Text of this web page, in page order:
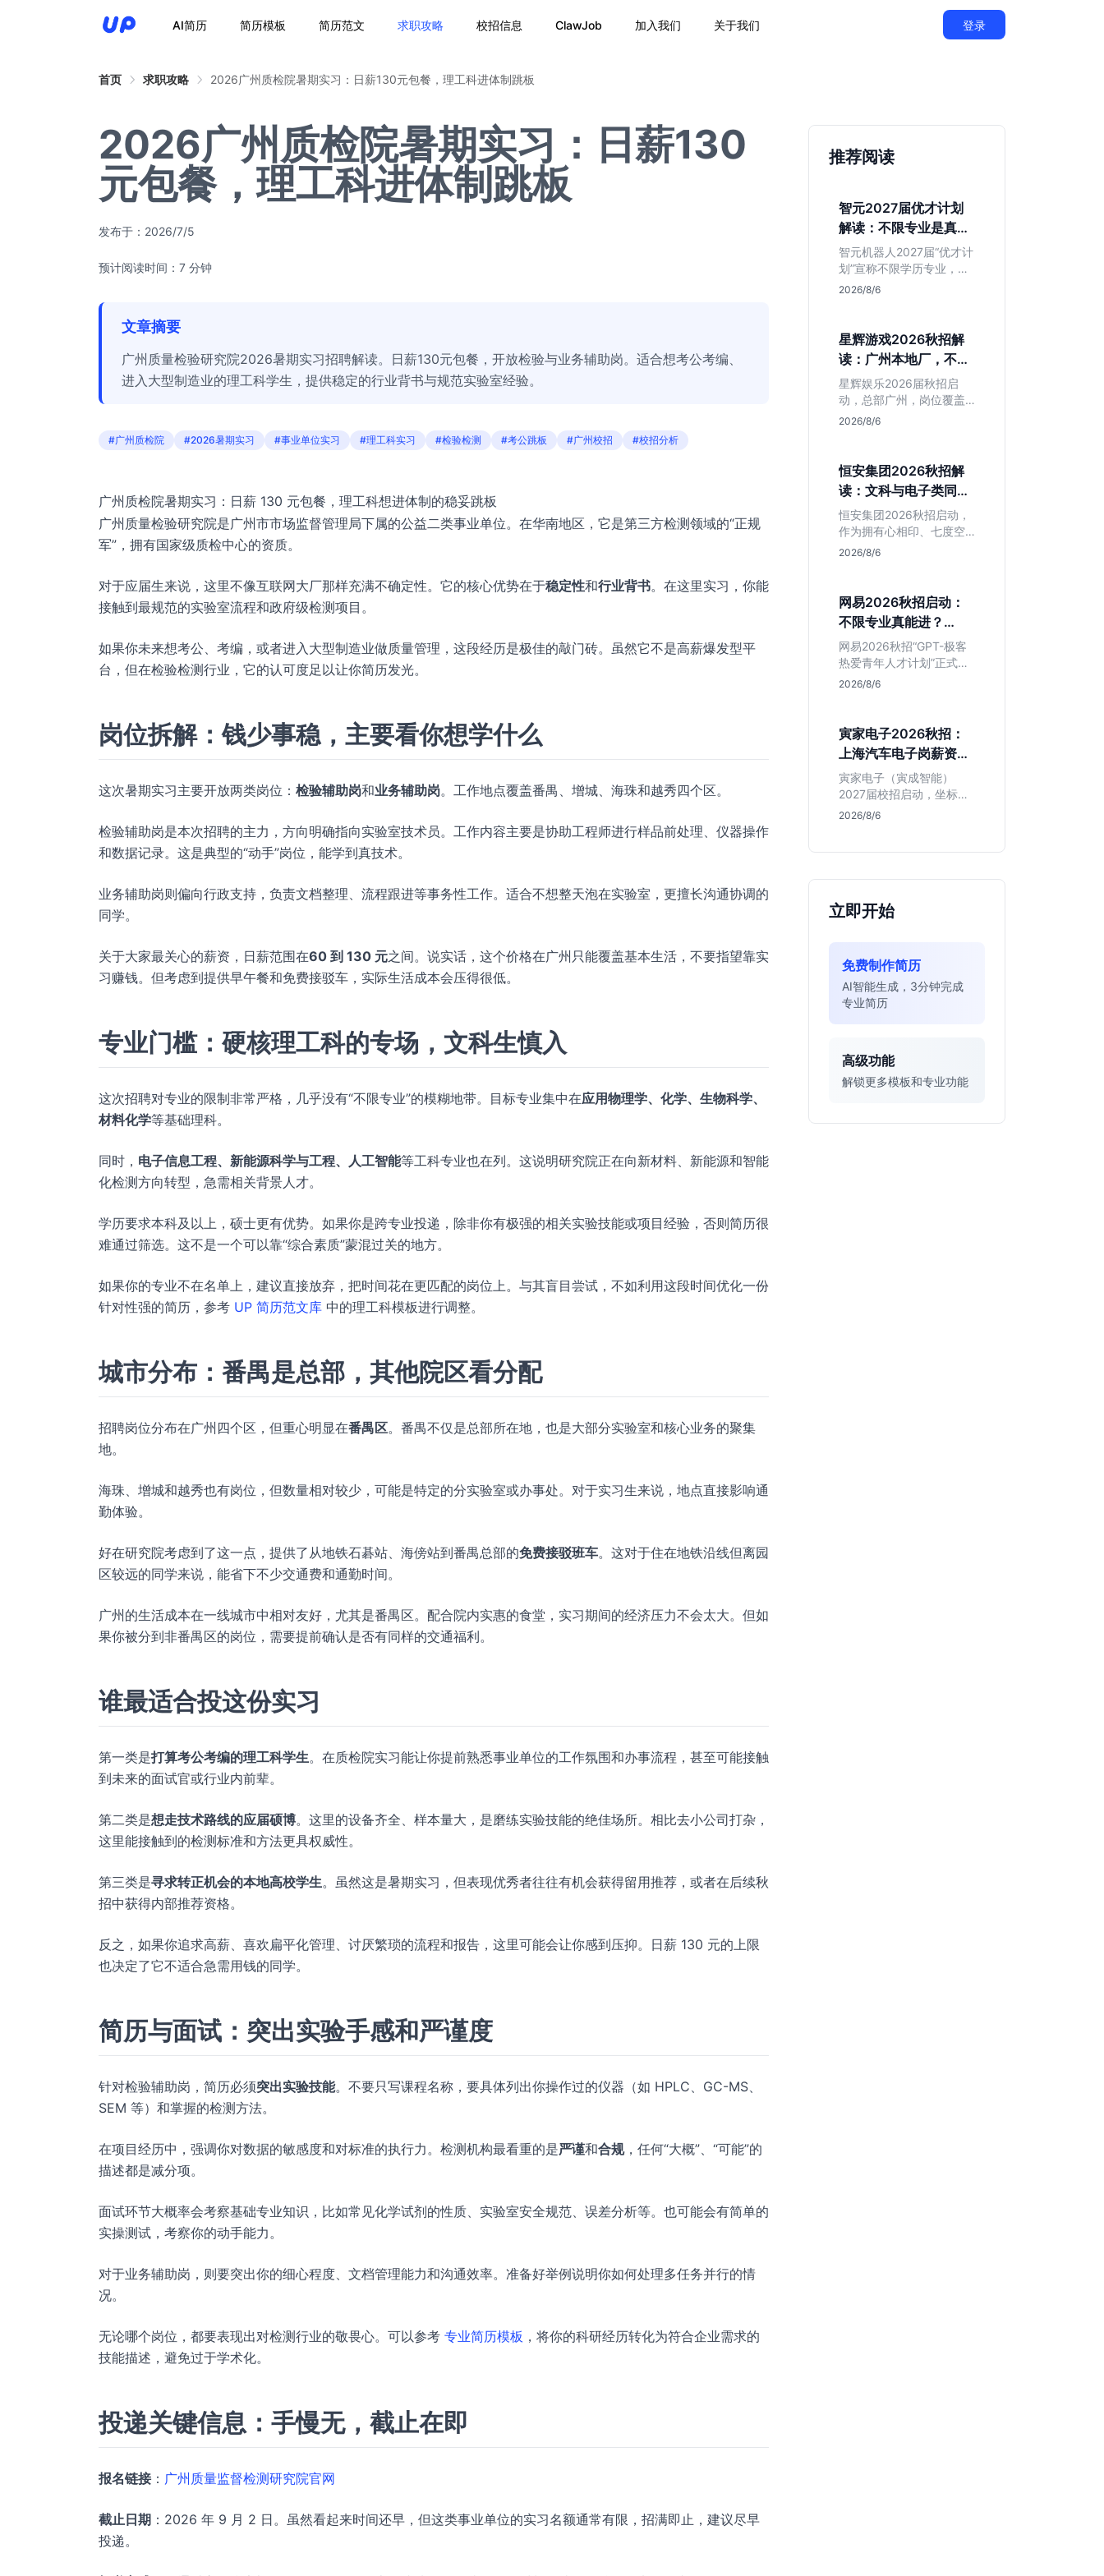
AI简历 简历模板 简历范文 求职攻略 校招信息 ClawJob 加入我们 关于我们 登录
首页 求职攻略 2026广州质检院暑期实习：日薪130元包餐，理工科进体制跳板
2026广州质检院暑期实习：日薪130
元包餐，理工科进体制跳板
发布于： 2026/7/5
预计阅读时间：7 分钟
文章摘要
广州质量检验研究院2026暑期实习招聘解读。日薪130元包餐，开放检验与业务辅助岗。适合想考公考编、
进入大型制造业的理工科学生，提供稳定的行业背书与规范实验室经验。
#广州质检院 #2026暑期实习 #事业单位实习 #理工科实习 #检验检测 #考公跳板 #广州校招 #校招分析
广州质检院暑期实习：日薪 130 元包餐，理工科想进体制的稳妥跳板
广州质量检验研究院是广州市市场监督管理局下属的公益二类事业单位。在华南地区，它是第三方检测领域的“正规
军”，拥有国家级质检中心的资质。
对于应届生来说，这里不像互联网大厂那样充满不确定性。它的核心优势在于稳定性和行业背书。在这里实习，你能
接触到最规范的实验室流程和政府级检测项目。
如果你未来想考公、考编，或者进入大型制造业做质量管理，这段经历是极佳的敲门砖。虽然它不是高薪爆发型平
台，但在检验检测行业，它的认可度足以让你简历发光。
岗位拆解：钱少事稳，主要看你想学什么
这次暑期实习主要开放两类岗位： 检验辅助岗和业务辅助岗。工作地点覆盖番禺、增城、海珠和越秀四个区。
检验辅助岗是本次招聘的主力，方向明确指向实验室技术员。工作内容主要是协助工程师进行样品前处理、仪器操作
和数据记录。这是典型的“动手”岗位，能学到真技术。
业务辅助岗则偏向行政支持，负责文档整理、流程跟进等事务性工作。适合不想整天泡在实验室，更擅长沟通协调的
同学。
关于大家最关心的薪资，日薪范围在60 到 130 元之间。说实话，这个价格在广州只能覆盖基本生活，不要指望靠实
习赚钱。但考虑到提供早午餐和免费接驳车，实际生活成本会压得很低。
专业门槛：硬核理工科的专场，文科生慎入
这次招聘对专业的限制非常严格，几乎没有“不限专业”的模糊地带。目标专业集中在应用物理学、化学、生物科学、
材料化学等基础理科。
同时， 电子信息工程、新能源科学与工程、人工智能等工科专业也在列。这说明研究院正在向新材料、新能源和智能
化检测方向转型，急需相关背景人才。
学历要求本科及以上，硕士更有优势。如果你是跨专业投递，除非你有极强的相关实验技能或项目经验，否则简历很
难通过筛选。这不是一个可以靠“综合素质”蒙混过关的地方。
如果你的专业不在名单上，建议直接放弃，把时间花在更匹配的岗位上。与其盲目尝试，不如利用这段时间优化一份
针对性强的简历，参考 UP 简历范文库 中的理工科模板进行调整。
城市分布：番禺是总部，其他院区看分配
招聘岗位分布在广州四个区，但重心明显在番禺区。番禺不仅是总部所在地，也是大部分实验室和核心业务的聚集
地。
海珠、增城和越秀也有岗位，但数量相对较少，可能是特定的分实验室或办事处。对于实习生来说，地点直接影响通
勤体验。
好在研究院考虑到了这一点，提供了从地铁石碁站、海傍站到番禺总部的免费接驳班车。这对于住在地铁沿线但离园
区较远的同学来说，能省下不少交通费和通勤时间。
广州的生活成本在一线城市中相对友好，尤其是番禺区。配合院内实惠的食堂，实习期间的经济压力不会太大。但如
果你被分到非番禺区的岗位，需要提前确认是否有同样的交通福利。
谁最适合投这份实习
第一类是打算考公考编的理工科学生。在质检院实习能让你提前熟悉事业单位的工作氛围和办事流程，甚至可能接触
到未来的面试官或行业内前辈。
第二类是想走技术路线的应届硕博。这里的设备齐全、样本量大，是磨练实验技能的绝佳场所。相比去小公司打杂，
这里能接触到的检测标准和方法更具权威性。
第三类是寻求转正机会的本地高校学生。虽然这是暑期实习，但表现优秀者往往有机会获得留用推荐，或者在后续秋
招中获得内部推荐资格。
反之，如果你追求高薪、喜欢扁平化管理、讨厌繁琐的流程和报告，这里可能会让你感到压抑。日薪 130 元的上限
也决定了它不适合急需用钱的同学。
简历与面试：突出实验手感和严谨度
针对检验辅助岗，简历必须突出实验技能。不要只写课程名称，要具体列出你操作过的仪器（如 HPLC、GC-MS、
SEM 等）和掌握的检测方法。
在项目经历中，强调你对数据的敏感度和对标准的执行力。检测机构最看重的是严谨和合规，任何“大概”、“可能”的
描述都是减分项。
面试环节大概率会考察基础专业知识，比如常见化学试剂的性质、实验室安全规范、误差分析等。也可能会有简单的
实操测试，考察你的动手能力。
对于业务辅助岗，则要突出你的细心程度、文档管理能力和沟通效率。准备好举例说明你如何处理多任务并行的情
况。
无论哪个岗位，都要表现出对检测行业的敬畏心。可以参考 专业简历模板 ，将你的科研经历转化为符合企业需求的
技能描述，避免过于学术化。
投递关键信息：手慢无，截止在即
报名链接： 广州质量监督检测研究院官网
截止日期 ：2026 年 9 月 2 日。虽然看起来时间还早，但这类事业单位的实习名额通常有限，招满即止，建议尽早
投递。
推荐阅读
智元2027届优才计划
解读：不限专业是真的
吗？
智元机器人2027届“优才计
划”宣称不限学历专业，实
则聚焦具身智能顶尖人
真等核心方向，帮你判断
是否值得投递及如何准备
硬核项目。
2026/8/6
星辉游戏2026秋招解
读：广州本地厂，不限
专业但薪资面议
星辉娱乐2026届秋招启
动，总部广州，岗位覆盖
技术、美术、策划。PHP
想接触项目全流程的应届
生，追求大厂光环者慎
投。
2026/8/6
恒安集团2026秋招解
读：文科与电子类同学
的稳妥选择？
恒安集团2026秋招启动，
作为拥有心相印、七度空
间等国民品牌的快消巨
生项目，明确文商科主攻
品牌营销、理工科侧重技
术支持的岗位逻辑，客观
分析传统制造业薪资平稳
但平台扎实的特点，助应
届生快速判断投递价值。
2026/8/6
网易2026秋招启动：
不限专业真能进？
GPT-极客计划解读
网易2026秋招“GPT-极客
热爱青年人才计划”正式开
启，主打不限专业与学
划、算法），分析非科班
同学的投递机会与真实门
槛，帮你判断是否值得
投。
2026/8/6
寅家电子2026秋招：
上海汽车电子岗薪资与
岗位全解析
寅家电子（寅成智能）
2027届校招启动，坐标上
海。本文解析百人规模汽
成长路径，助你判断是否
2026/8/6
立即开始
免费制作简历
AI智能生成，3分钟完成
专业简历
高级功能
解锁更多模板和专业功能